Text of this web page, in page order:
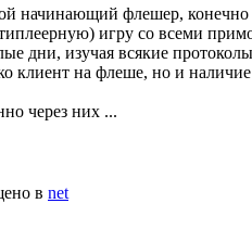
начинающий флешер, конечно
игру со всеми
дни, изучая всякие
клиент на флеше, но и
через них ...
в net